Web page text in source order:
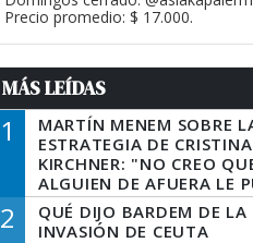
Precio promedio: $ 17.000.
MÁS LEÍDAS
1
MARTÍN MENEM SOBRE
ESTRATEGIA DE CRISTINA
KIRCHNER: "NO CREO
ALGUIEN DE AFUERA LE
DECIR A LA JUSTICIA LO
TIENE QUE HACER"
2
QUÉ DIJO BARDEM DE LA
INVASIÓN DE CEUTA